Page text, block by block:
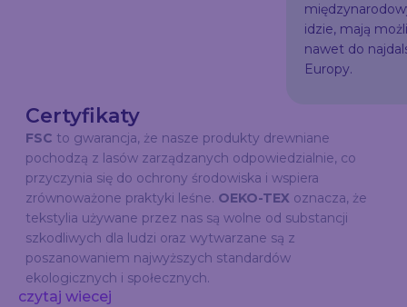
idzie, mają
nawet do
Europy.
Certyfikaty
FSC to gwarancja, że nasze produkty drewniane
pochodzą z lasów zarządzanych odpowiedzialnie, co
przyczynia się do ochrony środowiska i wspiera
zrównoważone praktyki leśne. OEKO-TEX oznacza, że
tekstylia używane przez nas są wolne od substancji
szkodliwych dla ludzi oraz wytwarzane są z
poszanowaniem najwyższych standardów
ekologicznych i społecznych.
czytaj wiecej